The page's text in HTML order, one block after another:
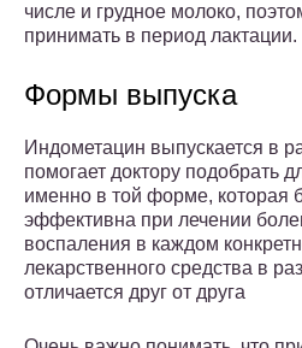
числе и грудное молоко,
принимать в период лактации.
Формы выпуска
Индометацин выпускается в
помогает доктору подобрать
именно в той форме, которая
эффективна при лечении
воспаления в каждом
лекарственного средства в
отличается друг от друга